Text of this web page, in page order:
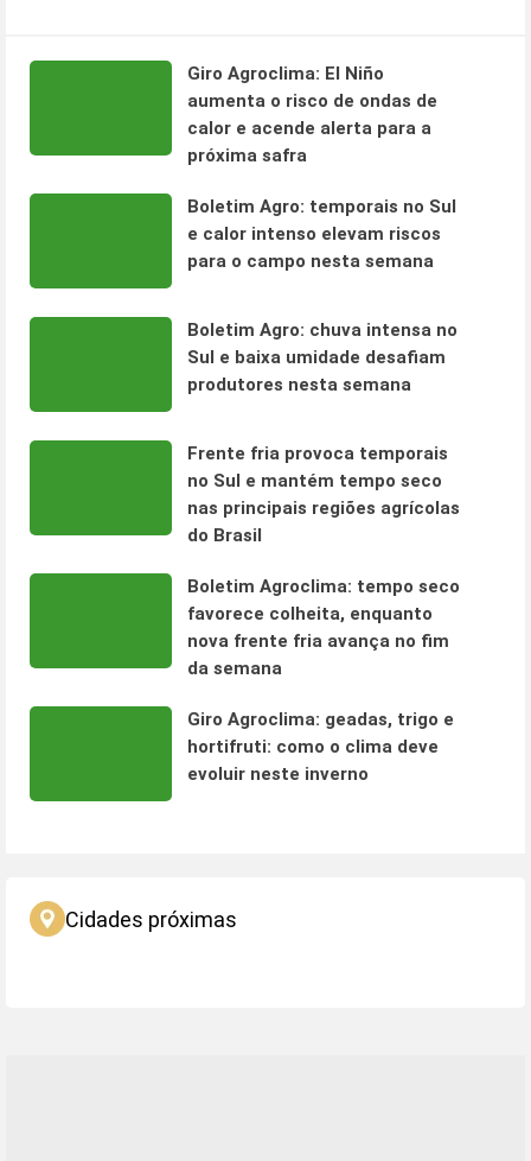
Giro Agroclima: El Niño
aumenta o risco de ondas de
calor e acende alerta para a
próxima safra
Boletim Agro: temporais no Sul
e calor intenso elevam riscos
para o campo nesta semana
Boletim Agro: chuva intensa no
Sul e baixa umidade desafiam
produtores nesta semana
Frente fria provoca temporais
no Sul e mantém tempo seco
nas principais regiões agrícolas
do Brasil
Boletim Agroclima: tempo seco
favorece colheita, enquanto
nova frente fria avança no fim
da semana
Giro Agroclima: geadas, trigo e
hortifruti: como o clima deve
evoluir neste inverno
Cidades próximas